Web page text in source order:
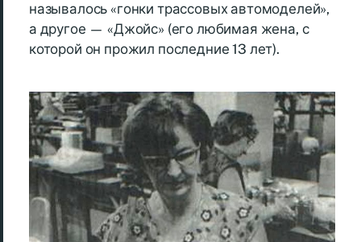
называлось «гонки трассовых автомоделей»,
а другое — «Джойс» (его любимая жена, с
которой он прожил последние 13 лет).